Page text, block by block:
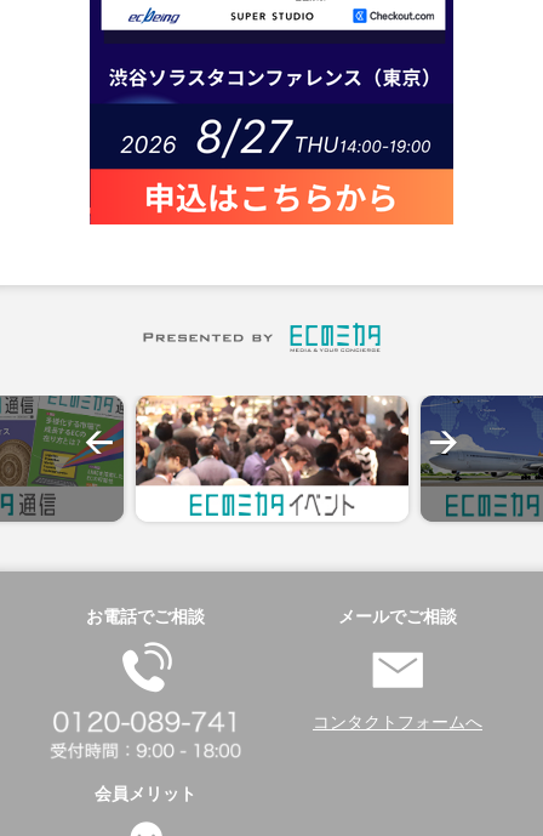
お電話でご相談 メールでご相談
コンタクトフォームへ
会員メリット